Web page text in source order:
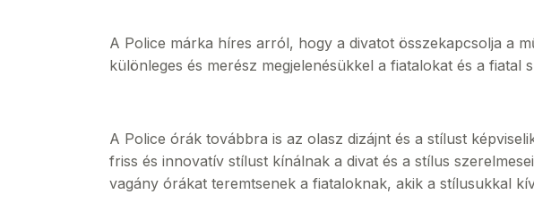
A Police márka híres arról, hogy a divatot összekapcsolja a
különleges és merész megjelenésükkel a fiatalokat és a
A Police órák továbbra is az olasz dizájnt és a stílust
friss és innovatív stílust kínálnak a divat és a stílus
vagány órákat teremtsenek a fiataloknak, akik a stílusukkal